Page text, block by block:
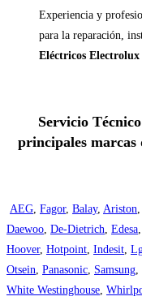
Experiencia y
para la reparación,
Eléctricos
Servicio
principales marcas
AEG, Fagor, Balay, Ariston,
Daewoo, De-Dietrich, Edesa,
Hoover, Hotpoint, Indesit,
Otsein, Panasonic, Samsung,
White Westinghouse,